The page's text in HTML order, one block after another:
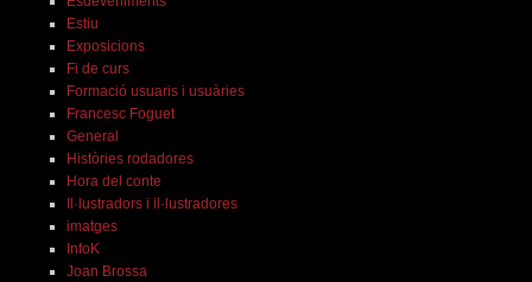
Estiu
Exposicions
Fi de curs
Formació usuaris i usuàries
Francesc Foguet
General
Històries rodadores
Hora del conte
Il·lustradors i il·lustradores
imatges
InfoK
Joan Brossa